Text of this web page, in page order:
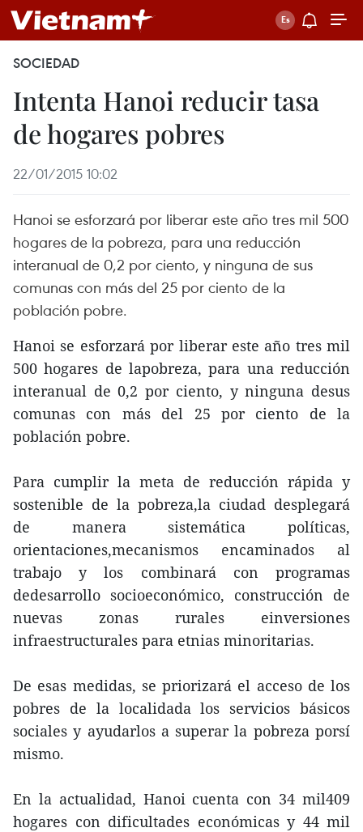
SOCIEDAD
Intenta Hanoi reducir tasa
de hogares pobres
22/01/2015 10:02
Hanoi se esforzará por liberar este año tres mil 500
hogares de la pobreza, para una reducción
interanual de 0,2 por ciento, y ninguna de sus
comunas con más del 25 por ciento de la
población pobre.
Hanoi se esforzará por liberar este año tres mil
500 hogares de lapobreza, para una reducción
interanual de 0,2 por ciento, y ninguna desus
comunas con más del 25 por ciento de la
población pobre.
Para cumplir la meta de reducción rápida y
sostenible de la pobreza,la ciudad desplegará
de manera sistemática políticas,
orientaciones,mecanismos encaminados al
trabajo y los combinará con programas
dedesarrollo socioeconómico, construcción de
nuevas zonas rurales einversiones
infraestructurales para etnias minoritarias.
De esas medidas, se priorizará el acceso de los
pobres de la localidada los servicios básicos
sociales y ayudarlos a superar la pobreza porsí
mismo.
En la actualidad, Hanoi cuenta con 34 mil409
hogares con dificultades económicas y 44 mil